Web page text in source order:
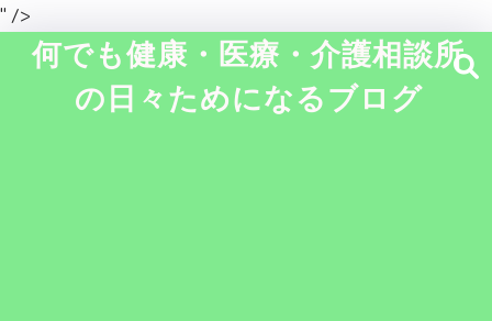
" />
何でも健康・医療・介護相談所
の日々ためになるブログ